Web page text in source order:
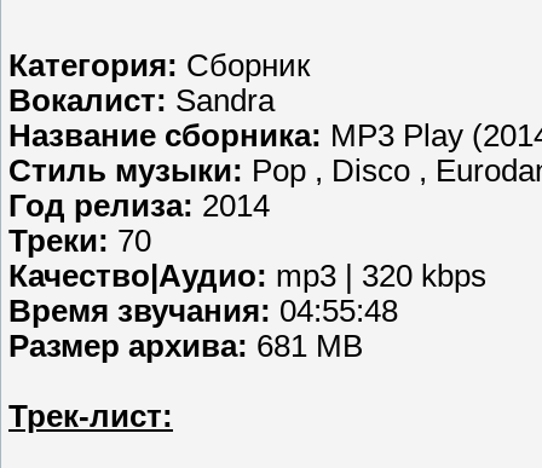
Категория: Сборник
Вокалист: Sandra
Название сборника: MP3 Play
Стиль музыки: Pop , Disco ,
Год релиза: 2014
Треки: 70
Качество|Аудио: mp3 | 320 kbps
Время звучания: 04:55:48
Размер архива: 681 MB
Трек-лист: